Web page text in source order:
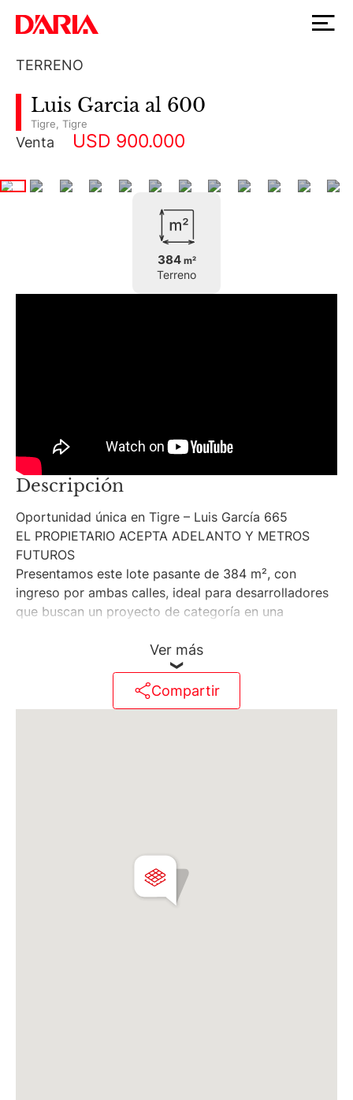
TERRENO
Luis Garcia al 600
Tigre Tigre
Venta USD 900.000
384 m²
Terreno
Descripción
Oportunidad única en Tigre – Luis García 665
EL PROPIETARIO ACEPTA ADELANTO Y METROS
FUTUROS
Presentamos este lote pasante de 384 m², con
ingreso por ambas calles, ideal para desarrolladores
que buscan un proyecto de categoría en una
Características destacadas:
Zonificación: TRFOT 2.5 | FOS 0.6Potencial
constructivo de hasta 1.290 m² (con premios)Frente
abierto: sin construcciones futurasEntorno tranquilo
Martillero Maximiliano Miguel D'Aria
Ver más
Compartir